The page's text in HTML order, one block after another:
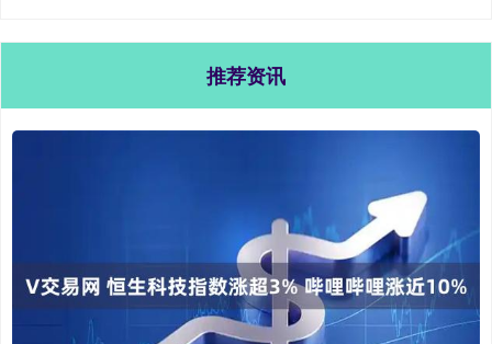
推荐资讯